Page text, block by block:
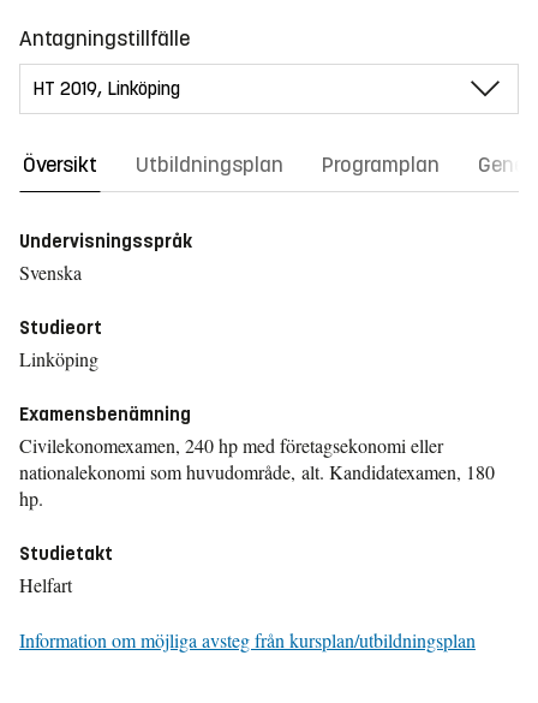
Antagningstillfälle
Översikt Utbildningsplan Programplan
Undervisningsspråk
Svenska
Studieort
Linköping
Examensbenämning
Civilekonomexamen, 240 hp med företagsekonomi eller
nationalekonomi som huvudområde, alt. Kandidatexamen, 180
hp.
Studietakt
Helfart
Information om möjliga avsteg från kursplan/utbildningsplan